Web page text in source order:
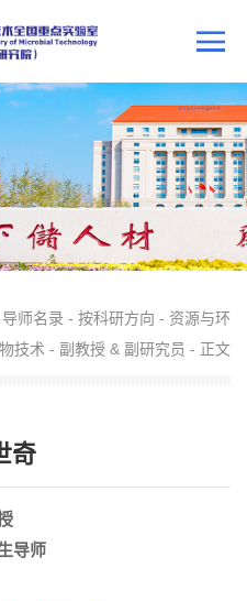
导师名录 - 按科研方向 - 资源与环
技术 - 副教授 & 副研究员 - 正文
奇
导师